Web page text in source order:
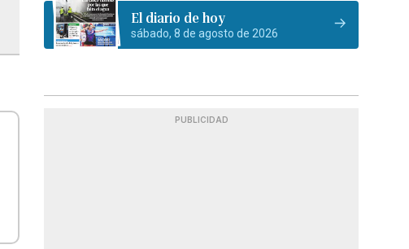
El diario de hoy
sábado, 8 de agosto de 2026
PUBLICIDAD